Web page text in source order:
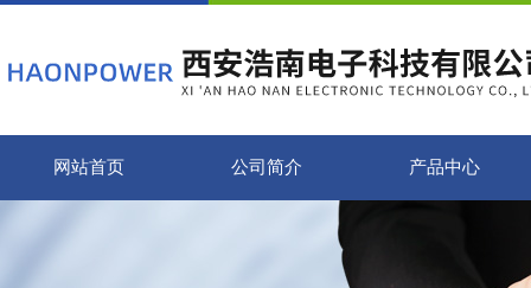
网站首页 公司简介 产品中心